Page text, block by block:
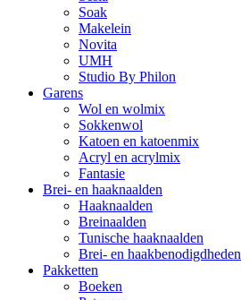
Soak
Makelein
Novita
UMH
Studio By Philon
Garens
Wol en wolmix
Sokkenwol
Katoen en katoenmix
Acryl en acrylmix
Fantasie
Brei- en haaknaalden
Haaknaalden
Breinaalden
Tunische haaknaalden
Brei- en haakbenodigdheden
Pakketten
Boeken